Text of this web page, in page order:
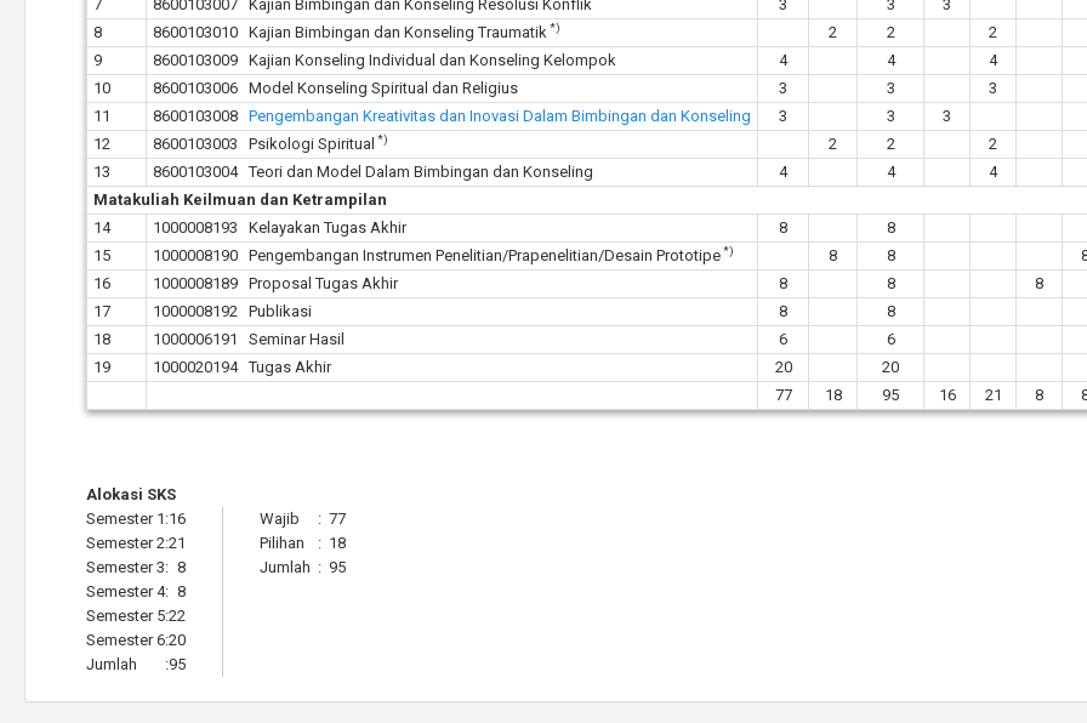
7
8600103007 Kajian Bimbingan dan Konseling Resolusi Konflik 3 3
3
8
8600103010 Kajian Bimbingan dan Konseling Traumatik*) 2 2
2
9
8600103009 Kajian Konseling Individual dan Konseling Kelompok 4 4
4
10
8600103006 Model Konseling Spiritual dan Religius 3 3
3
11
8600103008 Pengembangan Kreativitas dan Inovasi Dalam Bimbingan dan Konseling 3 3
3
12
8600103003 Psikologi Spiritual *) 2 2
2
13
8600103004 Teori dan Model Dalam Bimbingan dan Konseling 4 4
4
Matakuliah Keilmuan dan Ketrampilan
14
1000008193 Kelayakan Tugas Akhir 8 8
15
1000008190 Pengembangan Instrumen Penelitian/Prapenelitian/Desain Prototipe*) 8 8
16
1000008189 Proposal Tugas Akhir 8 8
8
17
1000008192 Publikasi 8 8
18
1000006191 Seminar Hasil 6 6
19
1000020194 Tugas Akhir 20 20
77
18 95 16 21 8
Alokasi SKS
Semester 1 :16
Semester 2:21
Semester 3: 8
Semester 4: 8
Semester 5:22
Semester 6:20
Jumlah
:95
Wajib : 77
Pilihan
: 18
Jumlah : 95